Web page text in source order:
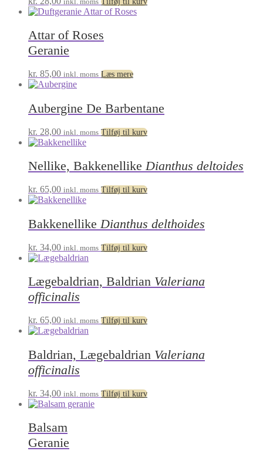
Attar of Roses
Geranie
kr. 85,00 inkl. moms Læs mere
Aubergine De Barbentane
kr. 28,00 inkl. moms Tilføj til kurv
Nellike, BakkenellikeDianthus deltoides
kr. 65,00 inkl. moms Tilføj til kurv
Bakkenellike Dianthus delthoides
kr. 34,00 inkl. moms Tilføj til kurv
Lægebaldrian, Baldrian Valeriana
officinalis
kr. 65,00 inkl. moms Tilføj til kurv
Baldrian, Lægebaldrian Valeriana
officinalis
kr. 34,00 inkl. moms Tilføj til kurv
Balsam
Geranie